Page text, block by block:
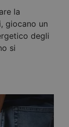
la
giocano un
degli
si